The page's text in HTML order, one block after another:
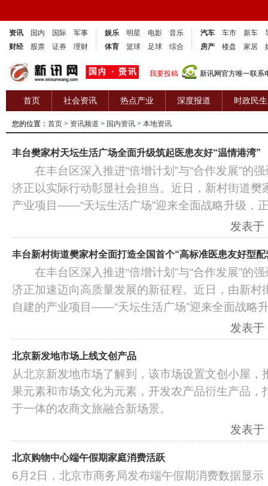
资讯 国内 国际
军事
财经
股票 证券 理财
娱乐 明星 电影
音乐
体育
篮球 足球 综合
汽车 车市 新车
房产
楼盘 家居
我要投稿 新讯网官方唯一联
首页 社会资讯 热点产业 深度报道 时政民生
您的位置： 首页 > 资讯频道 > 国内资讯 > 本地资讯
丰台樊家村天坛生活广场全面升级筑起医患友好“温情港湾”
在丰台区深入推进“倍增计划”与“合作发展”的
济正以实际行动彰显社会担当。近日，新村街道樊
产业项目——“天坛生活广场”迎来全面战略升级，
发表
丰台新村街道樊家村全面打造全国首个“高标准医患友好型配
在丰台区深入推进“倍增计划”与“合作发展”的
济正加速迈向高质量发展的新征程。近日，由新村
自建的产业项目——“天坛生活广场”迎来全面战略
发表
北京新发地市场上线文创产品
从北京新发地市场了解到，该市场设置文创小屋，
果元素和市场文化为元素，开发农产品衍生产品，
于一体的农商文旅融合新场景。
发表
北京购物中心端午假期家庭消费活跃
6月2日，北京市商务局发布端午假期消费数据显